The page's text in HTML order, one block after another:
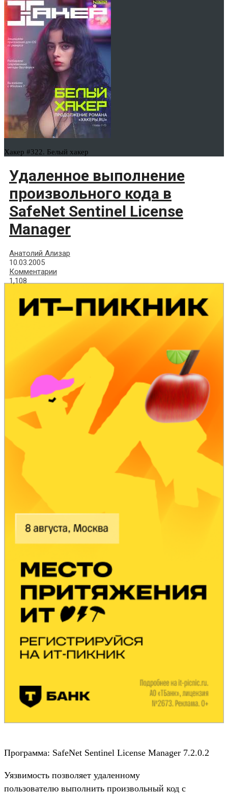
Хакер #322. Белый хакер
Удаленное выполнение
произвольного кода в
SafeNet Sentinel License
Manager
Анатолий Ализар
10.03.2005
Комментарии
1,108
Программа: SafeNet Sentinel License Manager 7.2.0.2
Уязвимость позволяет удаленному
пользователю выполнить произвольный код с